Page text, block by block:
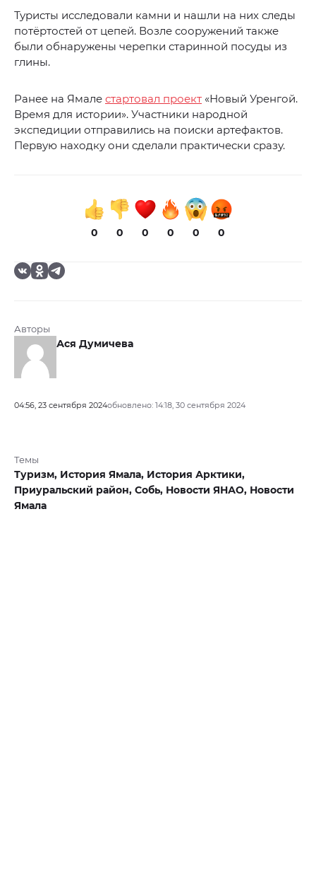
Туристы исследовали камни и нашли на них следы
потёртостей от цепей. Возле сооружений также
были обнаружены черепки старинной посуды из
глины.
Ранее на Ямале стартовал проект «Новый Уренгой.
Время для истории». Участники народной
экспедиции отправились на поиски артефактов.
Первую находку они сделали практически сразу.
0 0 0 0 0 0
Авторы
Ася Думичева
04:56, 23 сентября 2024обновлено: 14:18, 30 сентября 2024
Темы
Туризм, История Ямала, История Арктики,
Приуральский район, Собь, Новости ЯНАО, Новости
Ямала